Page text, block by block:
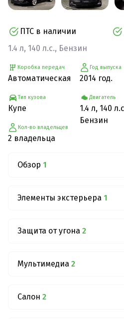
ПТС в наличии
1.4 л, 140 л.с., Бензин
Коробка передач
Автоматическая
Тип кузова
Купе
Кол-во владельцев
2 владельца
Год выпуска
2014 год.
Двигатель
1.4 л, 140
Бензин
Обзор 1
Элементы экстерьера 1
Защита от угона 2
Мультимедиа 2
Салон 2